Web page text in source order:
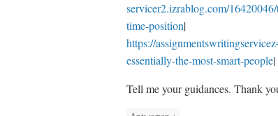
servicer2.izrablog.com/
time-position|
https://
essentially-the-most-smart-people|
Tell me your guidances. Thank